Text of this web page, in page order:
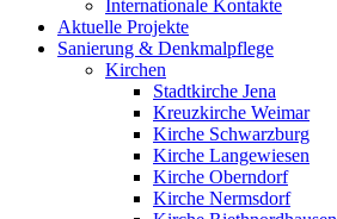
Internationale Kontakte
Aktuelle Projekte
Sanierung & Denkmalpflege
Kirchen
Stadtkirche Jena
Kreuzkirche Weimar
Kirche Schwarzburg
Kirche Langewiesen
Kirche Oberndorf
Kirche Nermsdorf